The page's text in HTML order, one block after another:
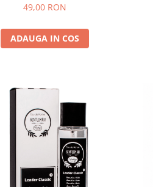
49,00 RON
ADAUGA IN COS